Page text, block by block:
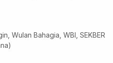
Wulan Bahagia, WBI, SEKBER